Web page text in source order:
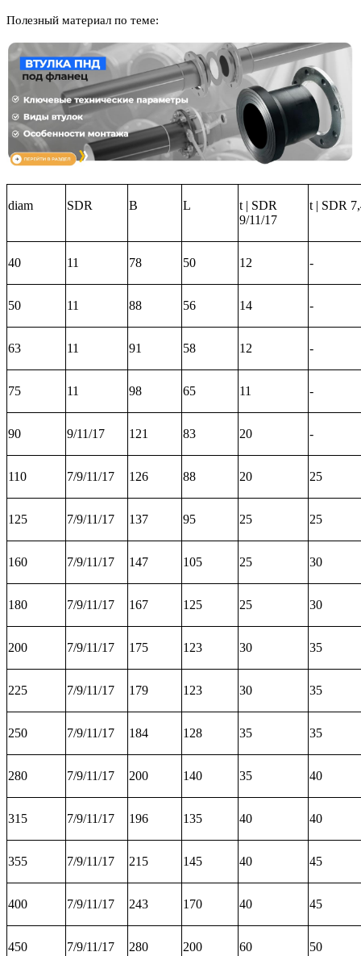
Полезный материал по теме:
diam SDR B L
t | SDR
9/11/17
t | SDR
40 11 78 50 12 -
50 11 88 56 14 -
63 11 91 58 12 -
75 11 98 65 11 -
90 9/11/17 121 83 20 -
110 7/9/11/17 126 88 20 25
125 7/9/11/17 137 95 25 25
160 7/9/11/17 147 105 25 30
180 7/9/11/17 167 125 25 30
200 7/9/11/17 175 123 30 35
225 7/9/11/17 179 123 30 35
250 7/9/11/17 184 128 35 35
280 7/9/11/17 200 140 35 40
315 7/9/11/17 196 135 40 40
355 7/9/11/17 215 145 40 45
400 7/9/11/17 243 170 40 45
450 7/9/11/17 280 200 60 50